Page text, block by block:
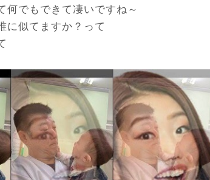
何でもできて凄いですね～
に似てますか？って